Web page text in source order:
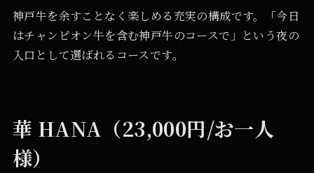
神戸牛を余すことなく楽しめる充実の構成です。「今日
はチャンピオン牛を含む神戸牛のコースで」という夜の
入口として選ばれるコースです。
華 HANA（23,000円/お一人
様）